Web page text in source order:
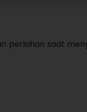
perlahan saat